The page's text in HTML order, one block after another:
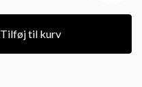
Tilføj til kurv